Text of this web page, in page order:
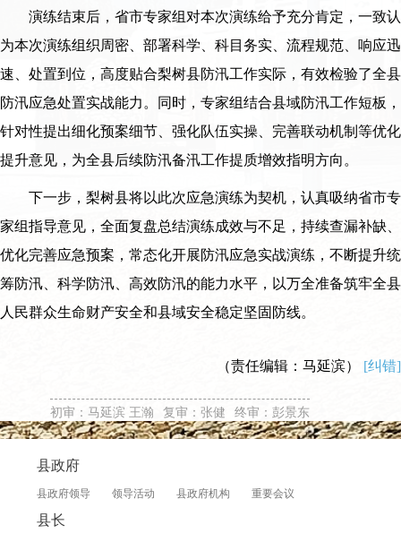
演练结束后，省市专家组对本次演练给予充分肯定，一致认
为本次演练组织周密、部署科学、科目务实、流程规范、响应迅
速、处置到位，高度贴合梨树县防汛工作实际，有效检验了全县
防汛应急处置实战能力。同时，专家组结合县域防汛工作短板，
针对性提出细化预案细节、强化队伍实操、完善联动机制等优化
提升意见，为全县后续防汛备汛工作提质增效指明方向。
下一步，梨树县将以此次应急演练为契机，认真吸纳省市专
家组指导意见，全面复盘总结演练成效与不足，持续查漏补缺、
优化完善应急预案，常态化开展防汛应急实战演练，不断提升统
筹防汛、科学防汛、高效防汛的能力水平，以万全准备筑牢全县
人民群众生命财产安全和县域安全稳定坚固防线。
（责任编辑：马延滨） [纠错]
初审：马延滨 王瀚 复审：张健 终审：彭景东
县政府
县政府领导 领导活动 县政府机构 重要会议
县长